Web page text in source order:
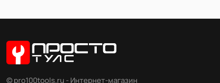
© pro100tools.ru - Интернет-магазин